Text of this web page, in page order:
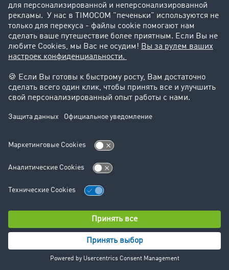
Поддержка
Юридическая информация
Общие Условия Сотрудничества
Защита данных
Отдел новостей
© TIMOCOM GmbH 2024. Все права защищены.